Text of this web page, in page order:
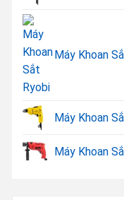
Máy Khoan
Máy Khoan
Máy Khoan